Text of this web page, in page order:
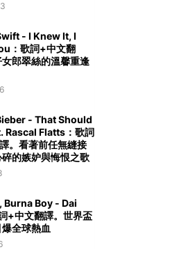
- I Knew It, I
：歌詞+中文翻
郎翠絲的溫馨重逢
- That Should
Rascal Flatts：歌詞
。看著前任無縫接
的嫉妒與悔恨之歌
Burna Boy - Dai
+中文翻譯。世界盃
全球熱血